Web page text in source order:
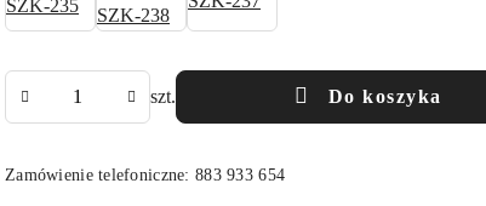
szt. Do koszyka
Zamówienie telefoniczne: 883 933 654